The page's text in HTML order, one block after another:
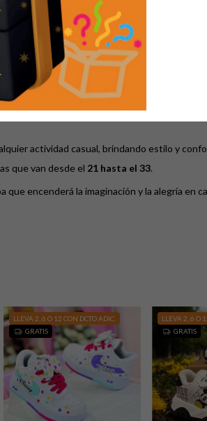
son perfectos para niñas, con un
de cordón que garantiza un ajuste
de la más alta calidad y textil
en el
hace que cada movimiento sea una
actividad casual, brindando estilo y
que van desde el 21 hasta el 33.
que encenderá la imaginación y la alegría en
LLEVA 2, 6 O 12 CON DCTO ADIC.
GRATIS
LLEVA 2, 6 O
GRATIS